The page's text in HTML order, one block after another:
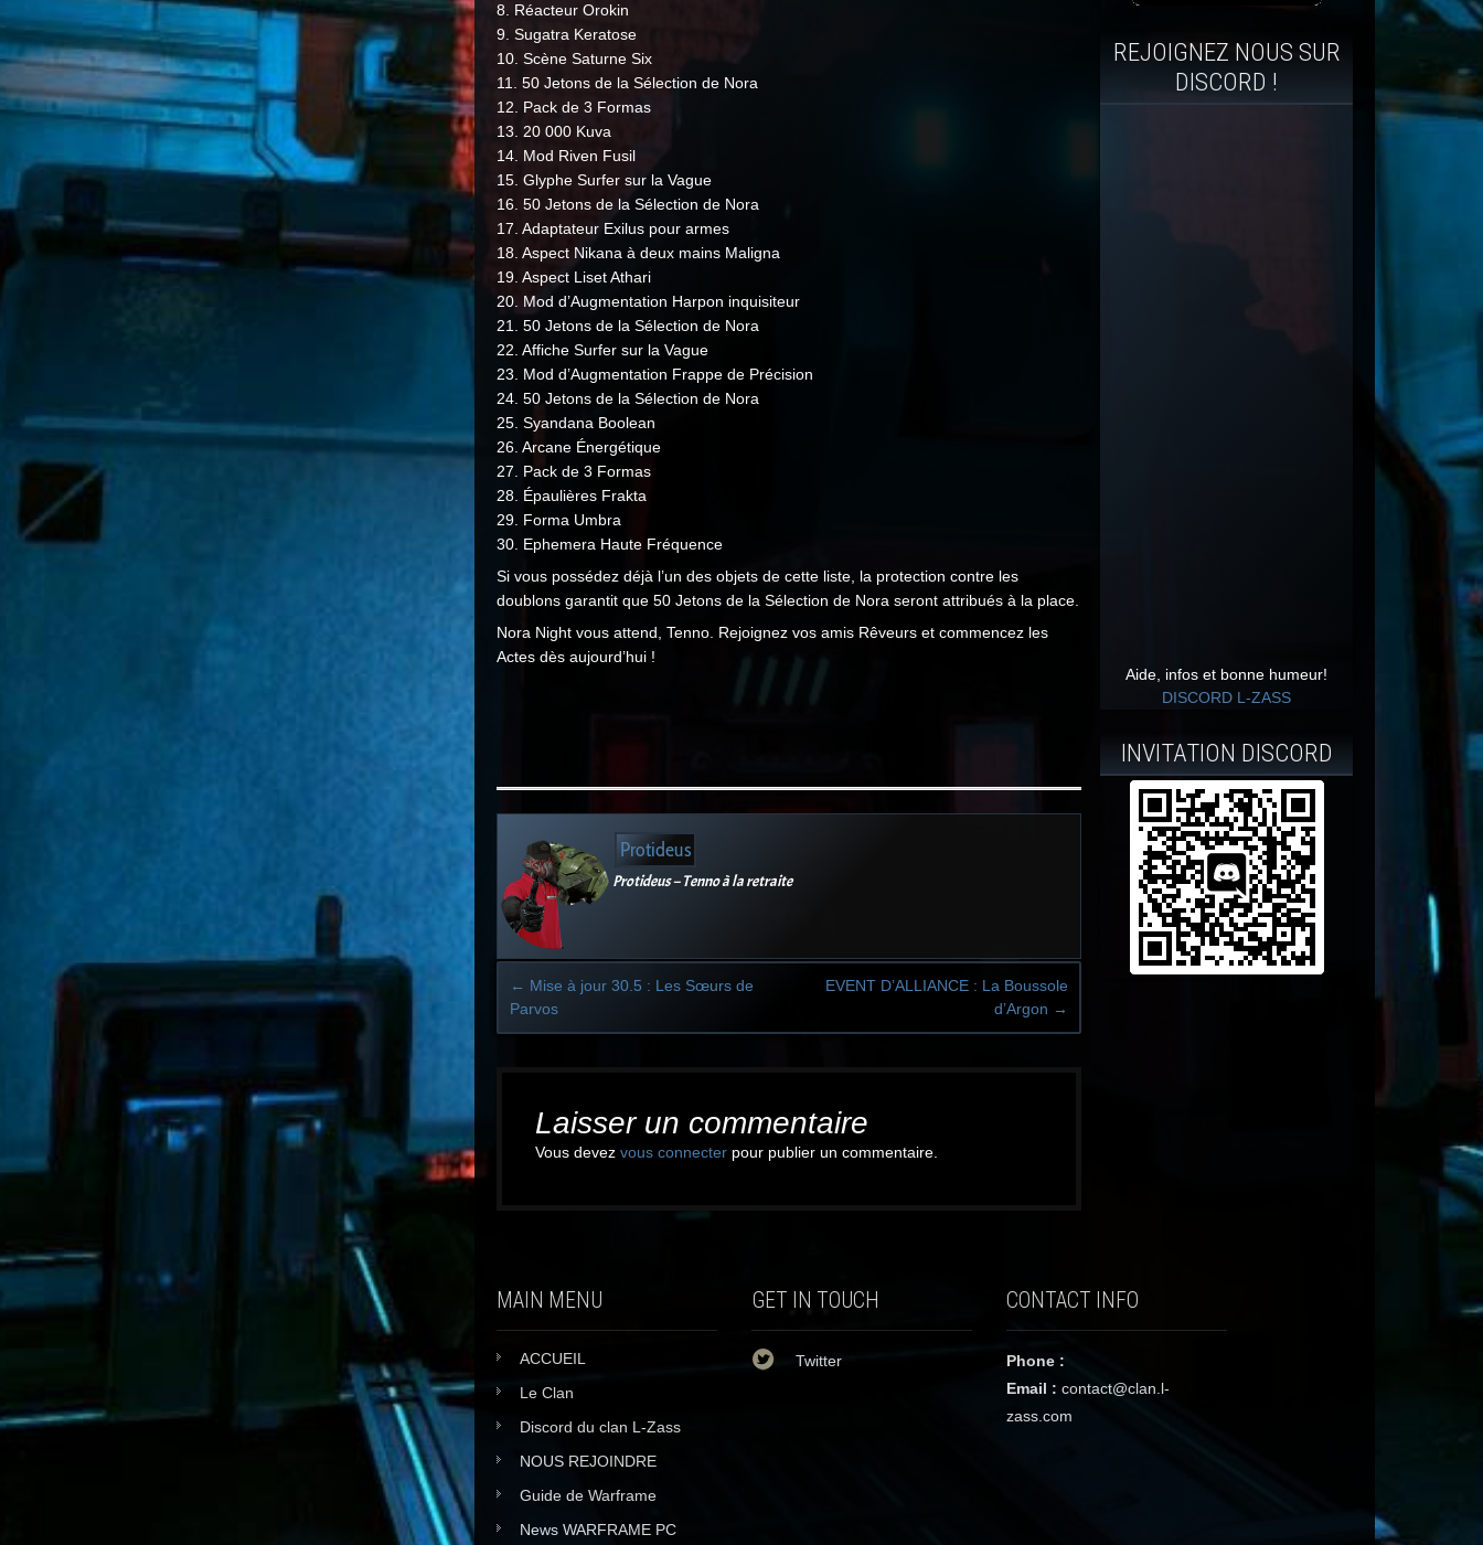
8. Réacteur Orokin
9. Sugatra Keratose
10. Scène Saturne Six
11. 50 Jetons de la Sélection de Nora
12. Pack de 3 Formas
13. 20 000 Kuva
14. Mod Riven Fusil
15. Glyphe Surfer sur la Vague
16. 50 Jetons de la Sélection de Nora
17. Adaptateur Exilus pour armes
18. Aspect Nikana à deux mains Maligna
19. Aspect Liset Athari
20. Mod d’Augmentation Harpon inquisiteur
21. 50 Jetons de la Sélection de Nora
22. Affiche Surfer sur la Vague
23. Mod d’Augmentation Frappe de Précision
24. 50 Jetons de la Sélection de Nora
25. Syandana Boolean
26. Arcane Énergétique
27. Pack de 3 Formas
28. Épaulières Frakta
29. Forma Umbra
30. Ephemera Haute Fréquence
Si vous possédez déjà l’un des objets de cette liste, la protection contre les
doublons garantit que 50 Jetons de la Sélection de Nora seront attribués à la place.
Nora Night vous attend, Tenno. Rejoignez vos amis Rêveurs et commencez les
Actes dès aujourd’hui !
Protideus
Protideus – Tenno à la retraite
← Mise à jour 30.5 : Les Sœurs de
Parvos
EVENT D’ALLIANCE : La Boussole
d’Argon →
Laisser un commentaire
Vous devez vous connecter pour publier un commentaire.
REJOIGNEZ NOUS SUR
DISCORD !
Aide, infos et bonne humeur!
DISCORD L-ZASS
INVITATION DISCORD
MAIN MENU
ACCUEIL
Le Clan
Discord du clan L-Zass
NOUS REJOINDRE
Guide de Warframe
News WARFRAME PC
GET IN TOUCH
Twitter
CONTACT INFO
Phone :
Email : contact@clan.l-
zass.com